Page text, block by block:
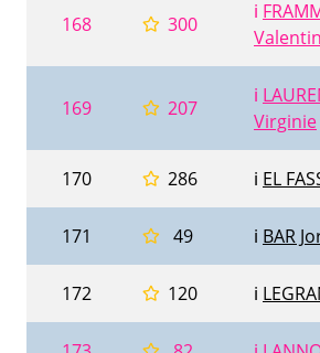
168 300
ℹ️
169 207
ℹ️
Virginie
170 286 ℹ️ EL
171 49 ℹ️ BAR
172 120 ℹ️